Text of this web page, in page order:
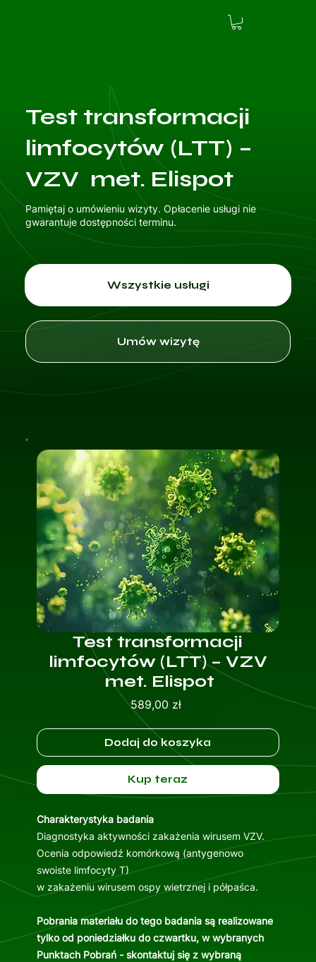
Test transformacji
limfocytów (LTT) –
VZV met. Elispot
Pamiętaj o umówieniu wizyty. Opłacenie usługi nie
gwarantuje dostępności terminu.
Wszystkie usługi
Umów wizytę
Test transformacji
limfocytów (LTT) – VZV
met. Elispot
589,00 złCena
Dodaj do koszyka
Kup teraz
Charakterystyka badania
Diagnostyka aktywności zakażenia wirusem VZV.
Ocenia odpowiedź komórkową (antygenowo
swoiste limfocyty T)
w zakażeniu wirusem ospy wietrznej i półpaśca.
Pobrania materiału do tego badania są realizowane
tylko od poniedziałku do czwartku, w wybranych
Punktach Pobrań - skontaktuj się z wybraną